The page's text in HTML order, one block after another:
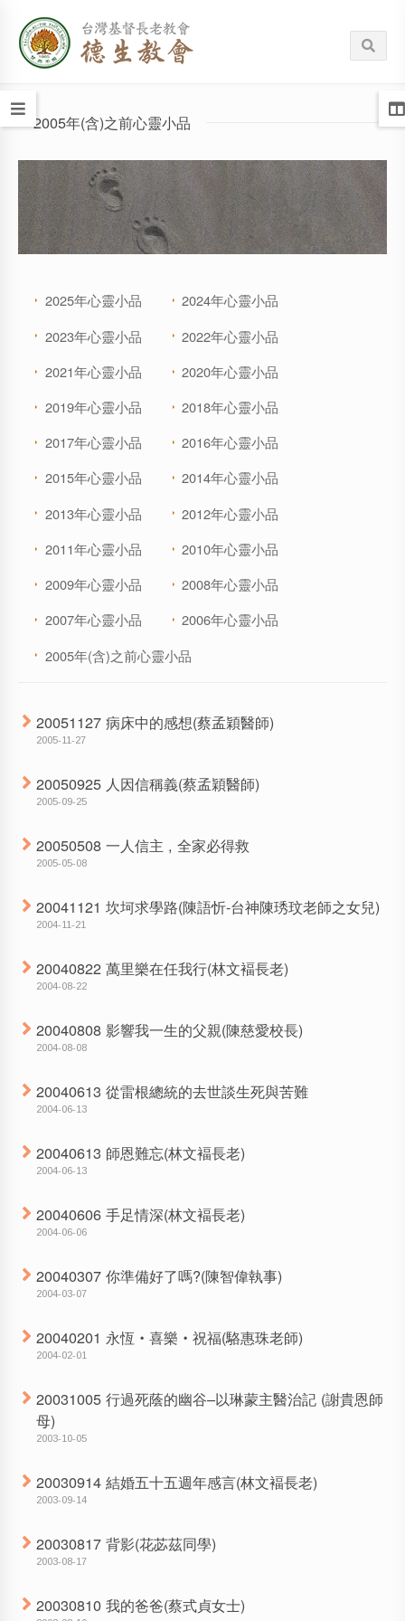
2005年(含)之前心靈小品
2025年心靈小品
2024年心靈小品
2023年心靈小品
2022年心靈小品
2021年心靈小品
2020年心靈小品
2019年心靈小品
2018年心靈小品
2017年心靈小品
2016年心靈小品
2015年心靈小品
2014年心靈小品
2013年心靈小品
2012年心靈小品
2011年心靈小品
2010年心靈小品
2009年心靈小品
2008年心靈小品
2007年心靈小品
2006年心靈小品
2005年(含)之前心靈小品
20051127 病床中的感想(蔡孟穎醫師)
2005-11-27
20050925 人因信稱義(蔡孟穎醫師)
2005-09-25
20050508 一人信主 , 全家必得救
2005-05-08
20041121 坎坷求學路(陳語忻-台神陳琇玟老師之女兒)
2004-11-21
20040822 萬里樂在任我行(林文褔長老)
2004-08-22
20040808 影響我一生的父親(陳慈愛校長)
2004-08-08
20040613 從雷根總統的去世談生死與苦難
2004-06-13
20040613 師恩難忘(林文褔長老)
2004-06-13
20040606 手足情深(林文褔長老)
2004-06-06
20040307 你準備好了嗎?(陳智偉執事)
2004-03-07
20040201 永恆‧喜樂‧祝福(駱惠珠老師)
2004-02-01
20031005 行過死蔭的幽谷–以琳蒙主醫治記 (謝貴恩師
母)
2003-10-05
20030914 結婚五十五週年感言(林文褔長老)
2003-09-14
20030817 背影(花苾茲同學)
2003-08-17
20030810 我的爸爸(蔡式貞女士)